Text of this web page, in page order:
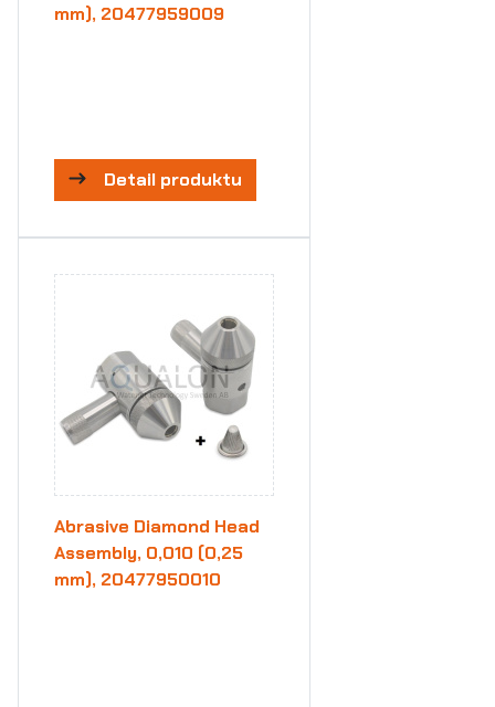
mm), 20477959009
Detail produktu
Abrasive Diamond Head
Assembly, 0,010 (0,25
mm), 20477950010